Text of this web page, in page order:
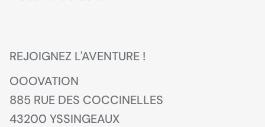
REJOIGNEZ L'AVENTURE !
OOOVATION
885 RUE DES COCCINELLES
43200 YSSINGEAUX